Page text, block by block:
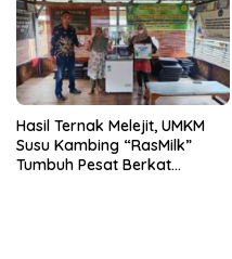
Hasil Ternak Melejit, UMKM
Susu Kambing “RasMilk”
Tumbuh Pesat Berkat